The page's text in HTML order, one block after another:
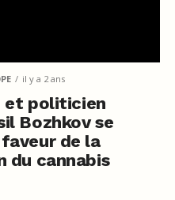
il y a 2 ans
et politicien
Bozhkov se
de la
du cannabis